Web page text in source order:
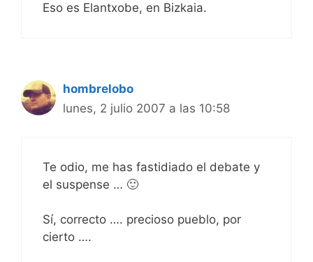
Eso es Elantxobe, en Bizkaia.
hombrelobo
lunes, 2 julio 2007 a las 10:58
Te odio, me has fastidiado el debate y
el suspense … 🙂
Sí, correcto …. precioso pueblo, por
cierto ….